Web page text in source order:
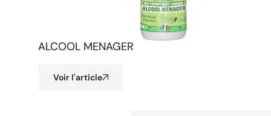
ALCOOL MENAGER
Voir l'article